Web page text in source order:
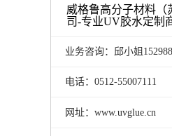
威格鲁高分子材料（
司-专业UV胶水定制
业务咨询：邱小姐
电话：0512-55007111
网址：www.uvglue.cn